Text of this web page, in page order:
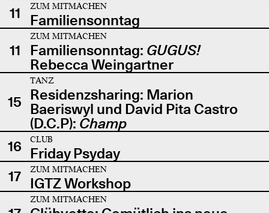
11
ZUM MITMACHEN
Familiensonntag
11
ZUM MITMACHEN
Familiensonntag: GUGUS!
Rebecca Weingartner
15
TANZ
Residenzsharing: Marion
Baeriswyl und David Pita Castro
(D.C.P): Champ
16
CLUB
Friday Psyday
17
ZUM MITMACHEN
IGTZ Workshop
ZUM MITMACHEN